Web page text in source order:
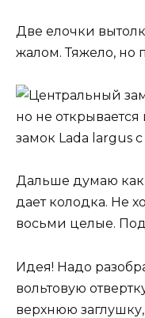
Две елочки
жалом. Тяжело, но
Дальше думаю как
дает колодка. Не
восьми целые.
Идея! Надо
вольтовую
верхнюю